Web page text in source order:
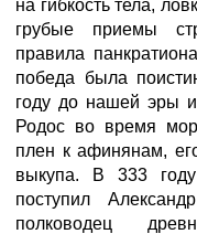
на гибкость тела,
грубые приемы
правила
победа была
году до нашей эры
Родос во время
плен к афинянам,
выкупа. В 333
поступил
полководец